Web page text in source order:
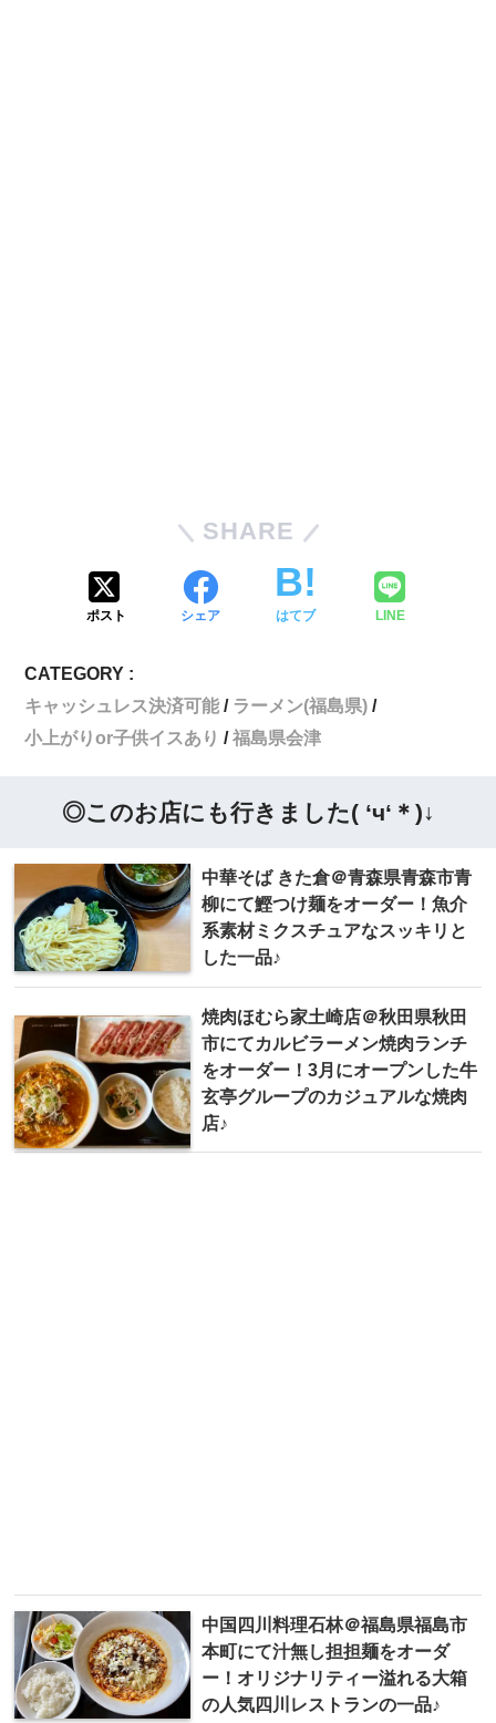
SHARE
ポスト シェア はてブ LINE
CATEGORY :
キャッシュレス決済可能
ラーメン(福島県)
小上がりor子供イスあり
福島県会津
◎このお店にも行きました( ‘ч‘＊)↓
中華そば きた倉＠青森県青森市青
柳にて鰹つけ麺をオーダー！魚介
系素材ミクスチュアなスッキリと
した一品♪
焼肉ほむら家土崎店＠秋田県秋田
市にてカルビラーメン焼肉ランチ
をオーダー！3月にオープンした牛
玄亭グループのカジュアルな焼肉
店♪
中国四川料理石林＠福島県福島市
本町にて汁無し担担麺をオーダ
ー！オリジナリティー溢れる大箱
の人気四川レストランの一品♪